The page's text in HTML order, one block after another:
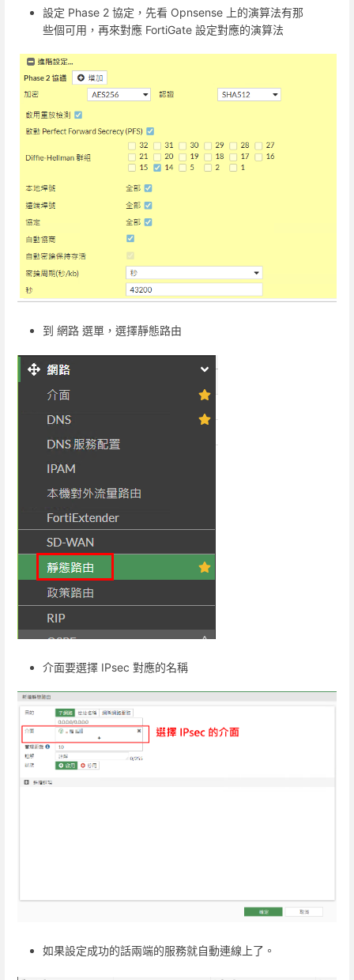
設定 Phase 2 協定，先看 Opnsense 上的演算法有那
些個可用，再來對應 FortiGate 設定對應的演算法
到 網路 選單，選擇靜態路由
介面要選擇 IPsec 對應的名稱
如果設定成功的話兩端的服務就自動連線上了。